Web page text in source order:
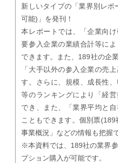
新しいタイプの「業界別レポ
可能)」を発刊！
本レポートでは、「企業向
要参入企業の業績合計等に
できます。また、189社の企
「大手以外の参入企業の売
す。さらに、規模、成長性
等のランキングにより「経
でき、また、「業界平均と
こともできます。個別票(189
事業概況」などの情報も把握
※本資料では、189社の業界
プション購入が可能です。